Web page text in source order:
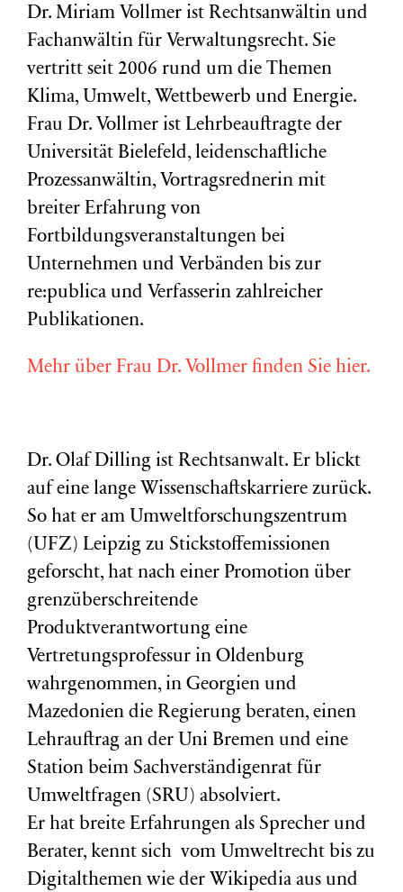
Dr. Miriam Vollmer ist Rechtsanwältin und
Fachanwältin für Verwaltungsrecht. Sie
vertritt seit 2006 rund um die Themen
Klima, Umwelt, Wettbewerb und Energie.
Frau Dr. Vollmer ist Lehrbeauftragte der
Universität Bielefeld, leidenschaftliche
Prozessanwältin, Vortragsrednerin mit
breiter Erfahrung von
Fortbildungsveranstaltungen bei
Unternehmen und Verbänden bis zur
re:publica und Verfasserin zahlreicher
Publikationen.
Mehr über Frau Dr. Vollmer finden Sie hier.
Dr. Olaf Dilling ist Rechtsanwalt. Er blickt
auf eine lange Wissenschaftskarriere zurück.
So hat er am Umweltforschungszentrum
(UFZ) Leipzig zu Stickstoffemissionen
geforscht, hat nach einer Promotion über
grenzüberschreitende
Produktverantwortung eine
Vertretungsprofessur in Oldenburg
wahrgenommen, in Georgien und
Mazedonien die Regierung beraten, einen
Lehrauftrag an der Uni Bremen und eine
Station beim Sachverständigenrat für
Umweltfragen (SRU) absolviert.
Er hat breite Erfahrungen als Sprecher und
Berater, kennt sich vom Umweltrecht bis zu
Digitalthemen wie der Wikipedia aus und